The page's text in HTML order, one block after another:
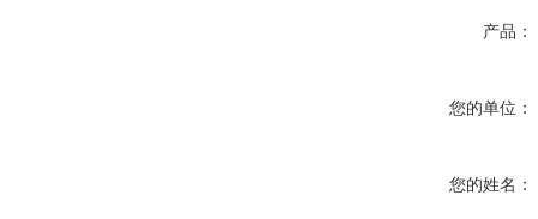
产品：
您的单位：
您的姓名：